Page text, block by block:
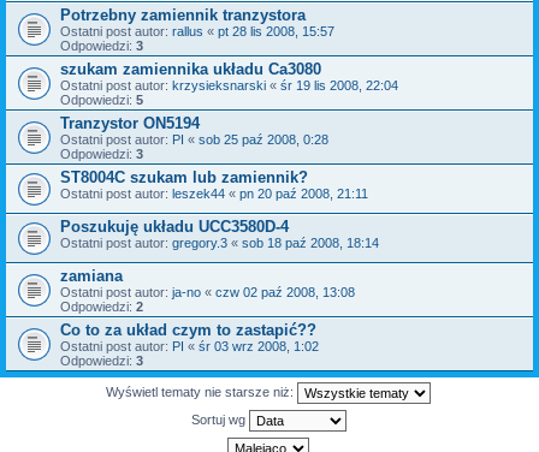
Potrzebny zamiennik tranzystora
Ostatni post autor: rallus « pt 28 lis 2008, 15:57
Odpowiedzi: 3
szukam zamiennika układu Ca3080
Ostatni post autor: krzysieksnarski « śr 19 lis 2008, 22:04
Odpowiedzi: 5
Tranzystor ON5194
Ostatni post autor: PI « sob 25 paź 2008, 0:28
Odpowiedzi: 3
ST8004C szukam lub zamiennik?
Ostatni post autor: leszek44 « pn 20 paź 2008, 21:11
Poszukuję układu UCC3580D-4
Ostatni post autor: gregory.3 « sob 18 paź 2008, 18:14
zamiana
Ostatni post autor: ja-no « czw 02 paź 2008, 13:08
Odpowiedzi: 2
Co to za układ czym to zastapić??
Ostatni post autor: PI « śr 03 wrz 2008, 1:02
Odpowiedzi: 3
Wyświetl tematy nie starsze niż:
Sortuj wg